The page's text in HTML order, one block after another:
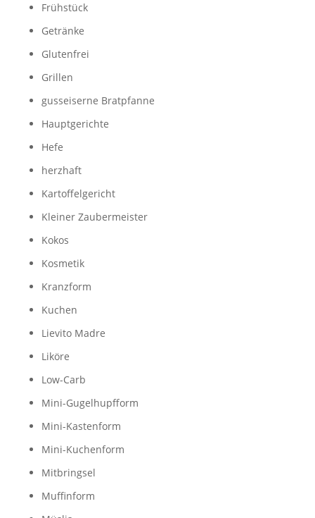
Frühstück
Getränke
Glutenfrei
Grillen
gusseiserne Bratpfanne
Hauptgerichte
Hefe
herzhaft
Kartoffelgericht
Kleiner Zaubermeister
Kokos
Kosmetik
Kranzform
Kuchen
Lievito Madre
Liköre
Low-Carb
Mini-Gugelhupfform
Mini-Kastenform
Mini-Kuchenform
Mitbringsel
Muffinform